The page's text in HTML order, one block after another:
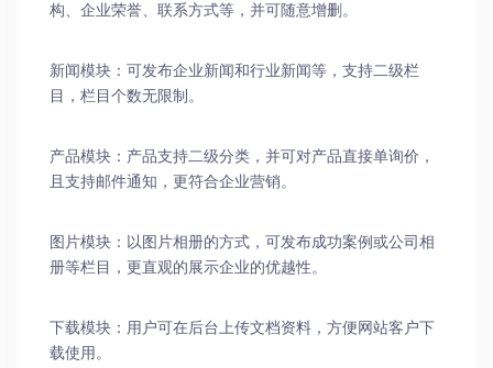
构、企业荣誉、联系方式等，并可随意增删。
新闻模块：可发布企业新闻和行业新闻等，支持二级栏
目，栏目个数无限制。
产品模块：产品支持二级分类，并可对产品直接单询价，
且支持邮件通知，更符合企业营销。
图片模块：以图片相册的方式，可发布成功案例或公司相
册等栏目，更直观的展示企业的优越性。
下载模块：用户可在后台上传文档资料，方便网站客户下
载使用。